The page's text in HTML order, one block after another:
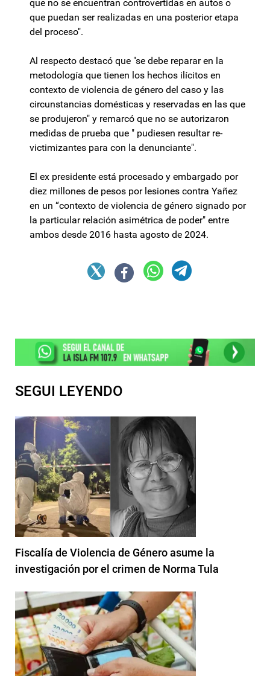
que no se encuentran controvertidas en autos o
que puedan ser realizadas en una posterior etapa
del proceso".
Al respecto destacó que "se debe reparar en la
metodología que tienen los hechos ilícitos en
contexto de violencia de género del caso y las
circunstancias domésticas y reservadas en las que
se produjeron" y remarcó que no se autorizaron
medidas de prueba que " pudiesen resultar re-
victimizantes para con la denunciante".
El ex presidente está procesado y embargado por
diez millones de pesos por lesiones contra Yañez
en un “contexto de violencia de género signado por
la particular relación asimétrica de poder" entre
ambos desde 2016 hasta agosto de 2024.
SEGUI LEYENDO
Fiscalía de Violencia de Género asume la
investigación por el crimen de Norma Tula